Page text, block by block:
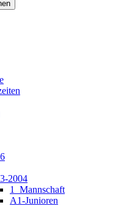
2004
1_Mannschaft
A1-Junioren